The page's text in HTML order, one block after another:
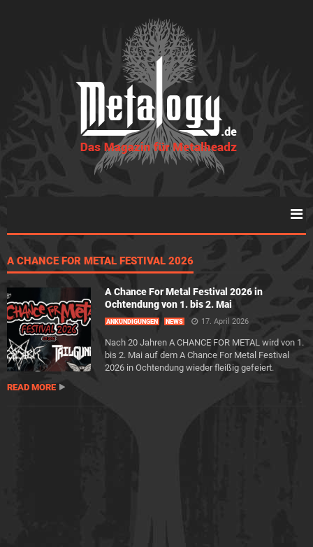
A CHANCE FOR METAL FESTIVAL 2026
A Chance For Metal Festival 2026 in
Ochtendung von 1. bis 2. Mai
ANKÜNDIGUNGEN NEWS 17. April 2026
Nach 20 Jahren A CHANCE FOR METAL wird von 1.
bis 2. Mai auf dem A Chance For Metal Festival
2026 in Ochtendung wieder fleißig gefeiert.
READ MORE